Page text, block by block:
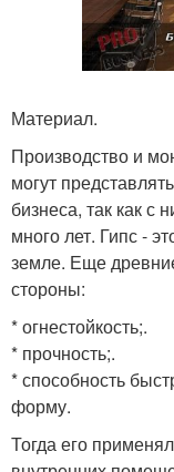
Материал.
Производство и
могут
бизнеса, так как с
много лет. Гипс -
земле. Еще
стороны:
* огнестойкость;.
* прочность;.
* способность
форму.
Тогда его